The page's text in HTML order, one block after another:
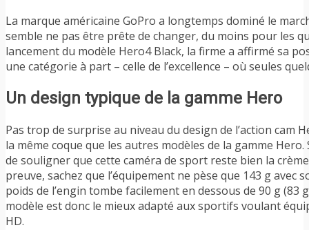
La marque américaine GoPro a longtemps dominé le
semble ne pas être prête de changer, du moins pour les
lancement du modèle Hero4 Black, la firme a affirmé sa
une catégorie à part – celle de l’excellence – où seules
Un design typique de la gamme Hero
Pas trop de surprise au niveau du design de l’action cam
la même coque que les autres modèles de la gamme
de souligner que cette caméra de sport reste bien la
preuve, sachez que l’équipement ne pèse que 143 g avec
poids de l’engin tombe facilement en dessous de 90 g (83
modèle est donc le mieux adapté aux sportifs voulant
HD.